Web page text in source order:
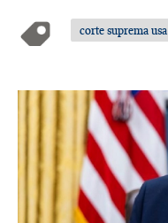
corte suprema usa